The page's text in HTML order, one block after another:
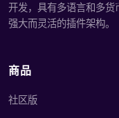
开发，具有多语言和多
强大而灵活的插件架构。
商品
社区版